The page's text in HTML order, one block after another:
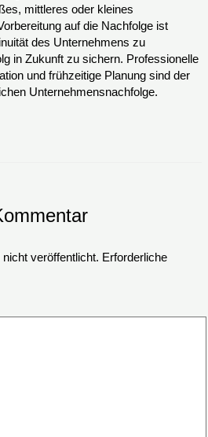
mittleres oder kleines
auf die Nachfolge ist
des Unternehmens zu
in Zukunft zu sichern. Professionelle
und frühzeitige Planung sind der
Unternehmensnachfolge.
veröffentlicht. Erforderliche